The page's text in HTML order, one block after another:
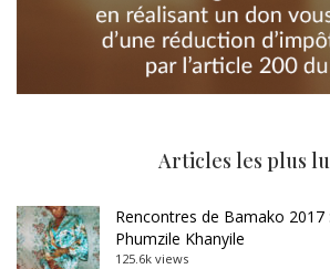
Articles les plus
Rencontres de Bamako 2017
Phumzile Khanyile
125.6k views